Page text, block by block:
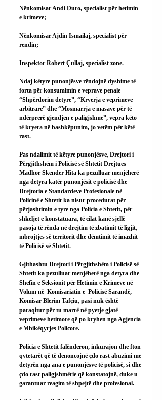
Nënkomisar Andi Duro, specialist për hetimin
e krimeve;
Nënkomisar Ajdin Ismailaj, specialist për
rendin;
Inspektor Robert Çullaj, specialist zone.
Ndaj këtyre punonjësve rëndojnë dyshime të
forta për konsumimin e veprave penale
“Shpërdorim detyre”, “Kryerja e veprimeve
arbitrare” dhe “Mosmarrja e masave për të
ndërprerë gjendjen e paligjshme”, vepra këto
të kryera në bashkëpunim, jo vetëm për këtë
rast.
Pas ndalimit të këtyre punonjësve, Drejtori i
Përgjithshëm i Policisë së Shtetit Drejtues
Madhor Skender Hita ka pezulluar menjëherë
nga detyra katër punonjësit e policisë dhe
Drejtoria e Standardeve Profesionale në
Policinë e Shtetit ka nisur procedurat për
përjashtimin e tyre nga Policia e Shtetit, për
shkeljet e konstatuara, të cilat kanë sjellë
pasoja të rënda në drejtim të zbatimit të ligjit,
mbrojtjes së territorit dhe dëmtimit të imazhit
të Policisë së Shtetit.
Gjithashtu Drejtori i Përgjithshëm i Policisë së
Shtetit ka pezulluar menjëherë nga detyra dhe
Shefin e Seksionit për Hetimin e Krimeve në
Volum në  Komisariatin e  Policisë Sarandë,
Komisar Blerim Tafçiu, pasi nuk është
paraqitur për tu marrë në pyetje gjatë
veprimeve hetimore që po kryhen nga Agjencia
e Mbikëqyrjes Policore.
Policia e Shtetit falënderon, inkurajon dhe fton
qytetarët që të denoncojnë çdo rast abuzimi me
detyrën nga ana e punonjësve të policisë, si dhe
çdo rast paligjshmërie që konstatojnë, duke u
garantuar reagim të shpejtë dhe profesional.